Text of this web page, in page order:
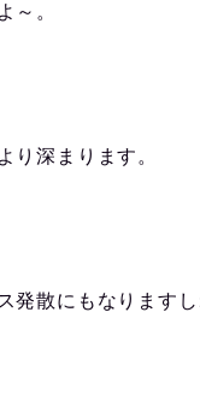
～。
り深まります。
発散にもなりますし